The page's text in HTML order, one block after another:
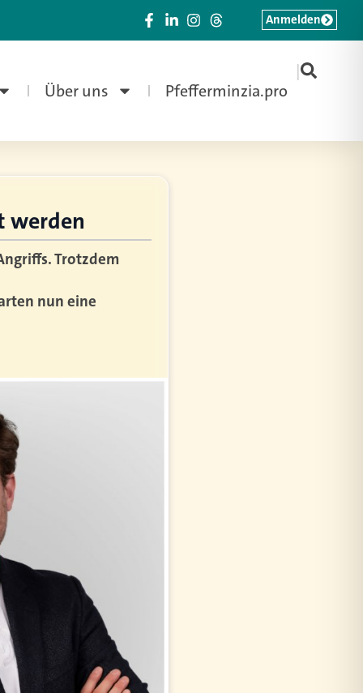
Über uns Pfefferminzia.pro
|
Anmelden
werden
Trotzdem
nun eine